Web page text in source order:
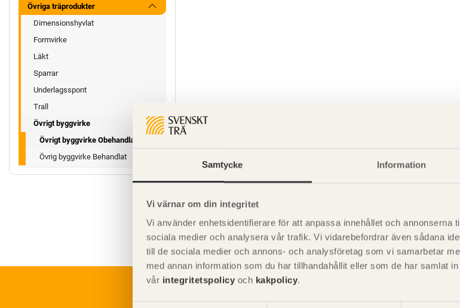
Samtycke Information
Vi värnar om din integritet
Vi använder enhetsidentifierare för att anpassa innehållet och annonserna
sociala medier och analysera vår trafik. Vi vidarebefordrar även sådana
till de sociala medier och annons- och analysföretag som vi samarbetar
med annan information som du har tillhandahållit eller som de har samlat
vår integritetspolicy och kakpolicy.
Övriga träprodukter
Dimensionshyvlat
Formvirke
Läkt
Sparrar
Underlagsspont
Trall
Övrigt byggvirke
Övrigt byggvirke Obehandlat
Övrig byggvirke Behandlat